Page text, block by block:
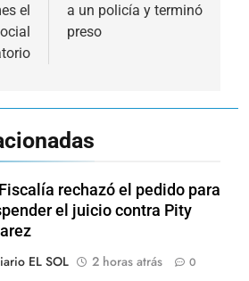
el
a un policía y terminó
preso
rechazó el pedido para
el juicio contra Pity
EL SOL
2 horas atrás 0